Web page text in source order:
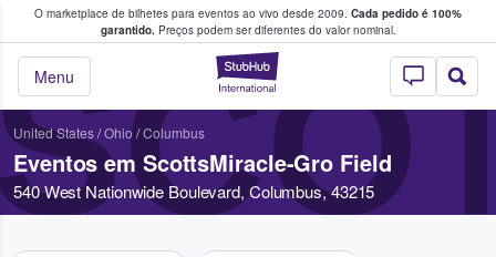
O marketplace de bilhetes para eventos ao vivo desde 2009. Cada pedido é 100%
garantido.Preços podem ser diferentes do valor nominal.
StubHub – onde
Menu
fãs compram e vendem bilhetes
United States/Ohio/Columbus
Eventos em ScottsMiracle-Gro Field
540 West Nationwide Boulevard, Columbus, 43215